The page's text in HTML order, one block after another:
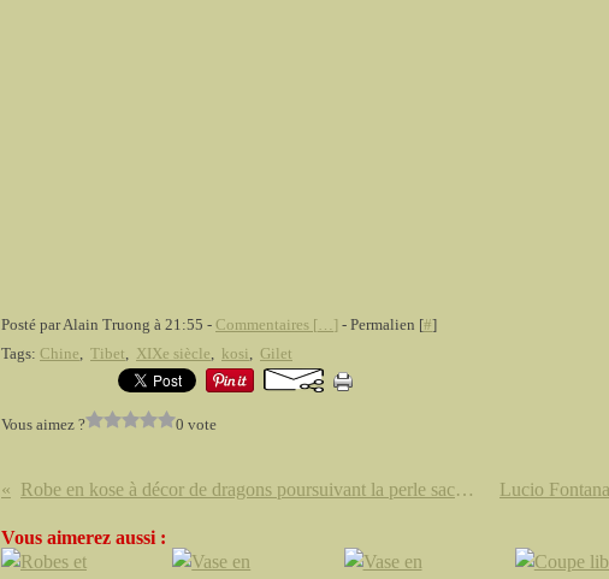
Posté par Alain Truong à 21:55 - Commentaires [… ] - Permalien [#]
Tags: Chine, Tibet, XIXe siècle, kosi, Gilet
Vous aimez ? 0 vote
Robe en kose à décor de dragons poursuivant la perle sacrée au milieu de flots écumants et montagnes aux cinq pics. Chine, XIXèm
Vous aimerez aussi :